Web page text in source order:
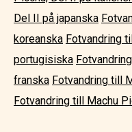
Del II på japanska
koreanska Fotvandring
portugisiska
franska Fotvandring till
Fotvandring till Machu